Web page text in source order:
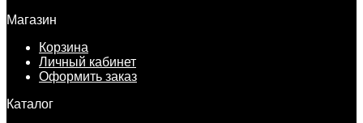
Магазин
Корзина
Личный кабинет
Оформить заказ
Каталог